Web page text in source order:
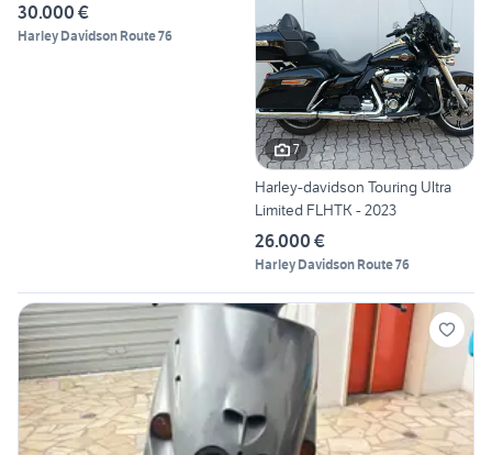
30.000 €
Harley Davidson Route 76
7
Harley-davidson Touring Ultra
Limited FLHTK - 2023
26.000 €
Harley Davidson Route 76